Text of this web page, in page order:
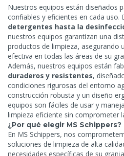
Nuestros equipos están diseñados
confiables y eficientes en cada uso.
detergentes hasta la
nuestros equipos garantizan una
productos de limpieza, asegurando
efectiva en todas las áreas de su
Además, nuestros equipos están
duraderos y resistentes,
condiciones rigurosas del entorno
construcción robusta y un diseño
equipos son fáciles de usar y
limpieza eficiente sin comprometer
¿Por qué elegir MS Schippers?
En MS Schippers, nos
soluciones de limpieza de alta
necesidades específicas de su